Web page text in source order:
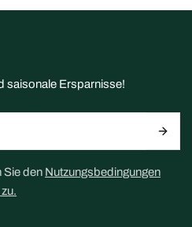
saisonale Ersparnisse!
Sie den Nutzungsbedingungen